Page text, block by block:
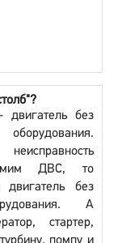
двигатель без
ДВС, то
двигатель без
А
стартер,